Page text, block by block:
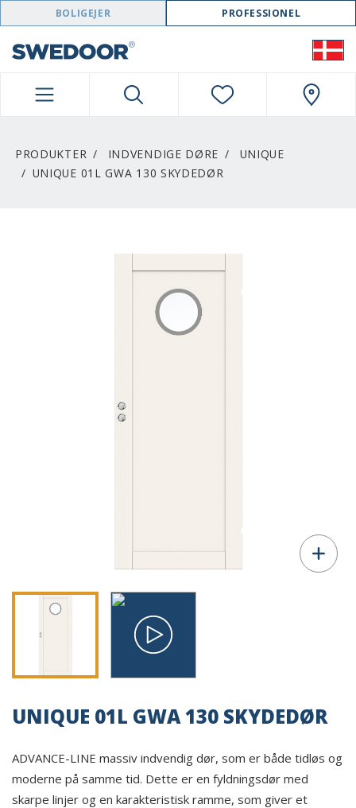
SWEDOOR NAVIGATION
BOLIGEJER PROFESSIONEL
PRODUKTER INDVENDIGE DØRE
UNIQUE
UNIQUE 01L GWA 130 SKYDEDØR
UNIQUE 01L GWA 130 SKYDEDØR
ADVANCE-LINE massiv indvendig dør, som er både tidløs og
moderne på samme tid. Dette er en fyldningsdør med
skarpe linjer og en karakteristisk ramme, som giver et